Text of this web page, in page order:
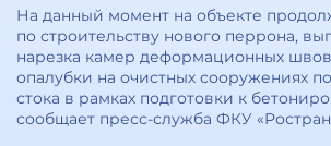
На данный момент на объекте
по строительству нового перрона,
нарезка камер деформационных
опалубки на очистных сооружениях
стока в рамках подготовки к
сообщает пресс-служба ФКУ